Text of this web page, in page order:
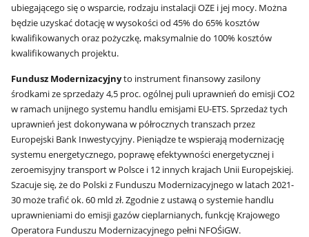
ubiegającego się o wsparcie, rodzaju instalacji OZE i jej mocy. Można
będzie uzyskać dotację w wysokości od 45% do 65% kosztów
kwalifikowanych oraz pożyczkę, maksymalnie do 100% kosztów
kwalifikowanych projektu.
Fundusz Modernizacyjnyto instrument finansowy zasilony
środkami ze sprzedaży 4,5 proc. ogólnej puli uprawnień do emisji CO2
w ramach unijnego systemu handlu emisjami EU-ETS. Sprzedaż tych
uprawnień jest dokonywana w półrocznych transzach przez
Europejski Bank Inwestycyjny. Pieniądze te wspierają modernizację
systemu energetycznego, poprawę efektywności energetycznej i
zeroemisyjny transport w Polsce i 12 innych krajach Unii Europejskiej.
Szacuje się, że do Polski z Funduszu Modernizacyjnego w latach 2021-
30 może trafić ok. 60 mld zł. Zgodnie z ustawą o systemie handlu
uprawnieniami do emisji gazów cieplarnianych, funkcję Krajowego
Operatora Funduszu Modernizacyjnego pełni NFOŚiGW.